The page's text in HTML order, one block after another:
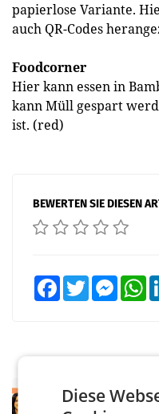
papierlose Variante.
auch QR-Codes
Foodcorner
Hier kann essen in
kann Müll gespart
ist. (red)
BEWERTEN SIE DIESEN
FacebookTwitter Messenger
Diese